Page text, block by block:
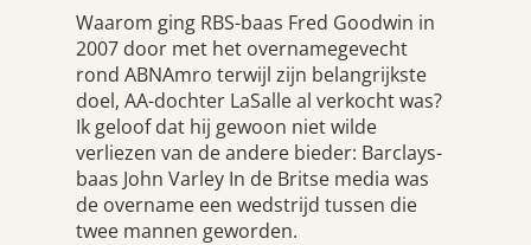
Waarom ging RBS-baas Fred Goodwin in
2007 door met het overnamegevecht
rond ABNAmro terwijl zijn belangrijkste
doel, AA-dochter LaSalle al verkocht was?
Ik geloof dat hij gewoon niet wilde
verliezen van de andere bieder: Barclays-
baas John Varley In de Britse media was
de overname een wedstrijd tussen die
twee mannen geworden.